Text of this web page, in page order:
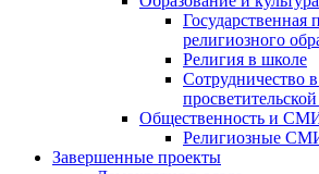
Государственная
религиозного
Религия в школе
Сотрудничество
Общественность и
Религиозные
Завершенные проекты